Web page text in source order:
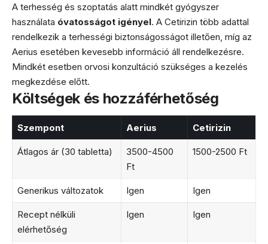
A terhesség és szoptatás alatt mindkét gyógyszer
használata óvatosságot igényel. A Cetirizin több adattal
rendelkezik a terhességi biztonságosságot illetően, míg az
Aerius esetében kevesebb információ áll rendelkezésre.
Mindkét esetben orvosi konzultáció szükséges a kezelés
megkezdése előtt.
Költségek és hozzáférhetőség
Szempont Aerius Cetirizin
Átlagos ár (30 tabletta)
3500-4500
Ft
1500-2500 Ft
Generikus változatok Igen Igen
Recept nélküli
elérhetőség
Igen Igen